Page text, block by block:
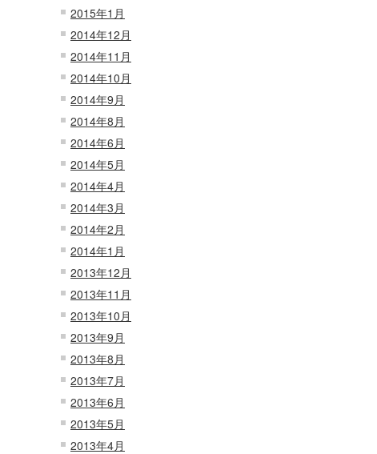
2015年1月
2014年12月
2014年11月
2014年10月
2014年9月
2014年8月
2014年6月
2014年5月
2014年4月
2014年3月
2014年2月
2014年1月
2013年12月
2013年11月
2013年10月
2013年9月
2013年8月
2013年7月
2013年6月
2013年5月
2013年4月